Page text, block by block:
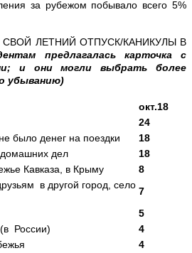
за рубежом побывало всего 5%
ЛЕТНИЙ ОТПУСК/КАНИКУЛЫ В
предлагалась карточка с
и они могли выбрать более
убыванию)
окт.18
24
было денег на поездки
18
домашних дел
18
Кавказа, в Крыму
8
в другой город, село
7
5
(в России)
4
4